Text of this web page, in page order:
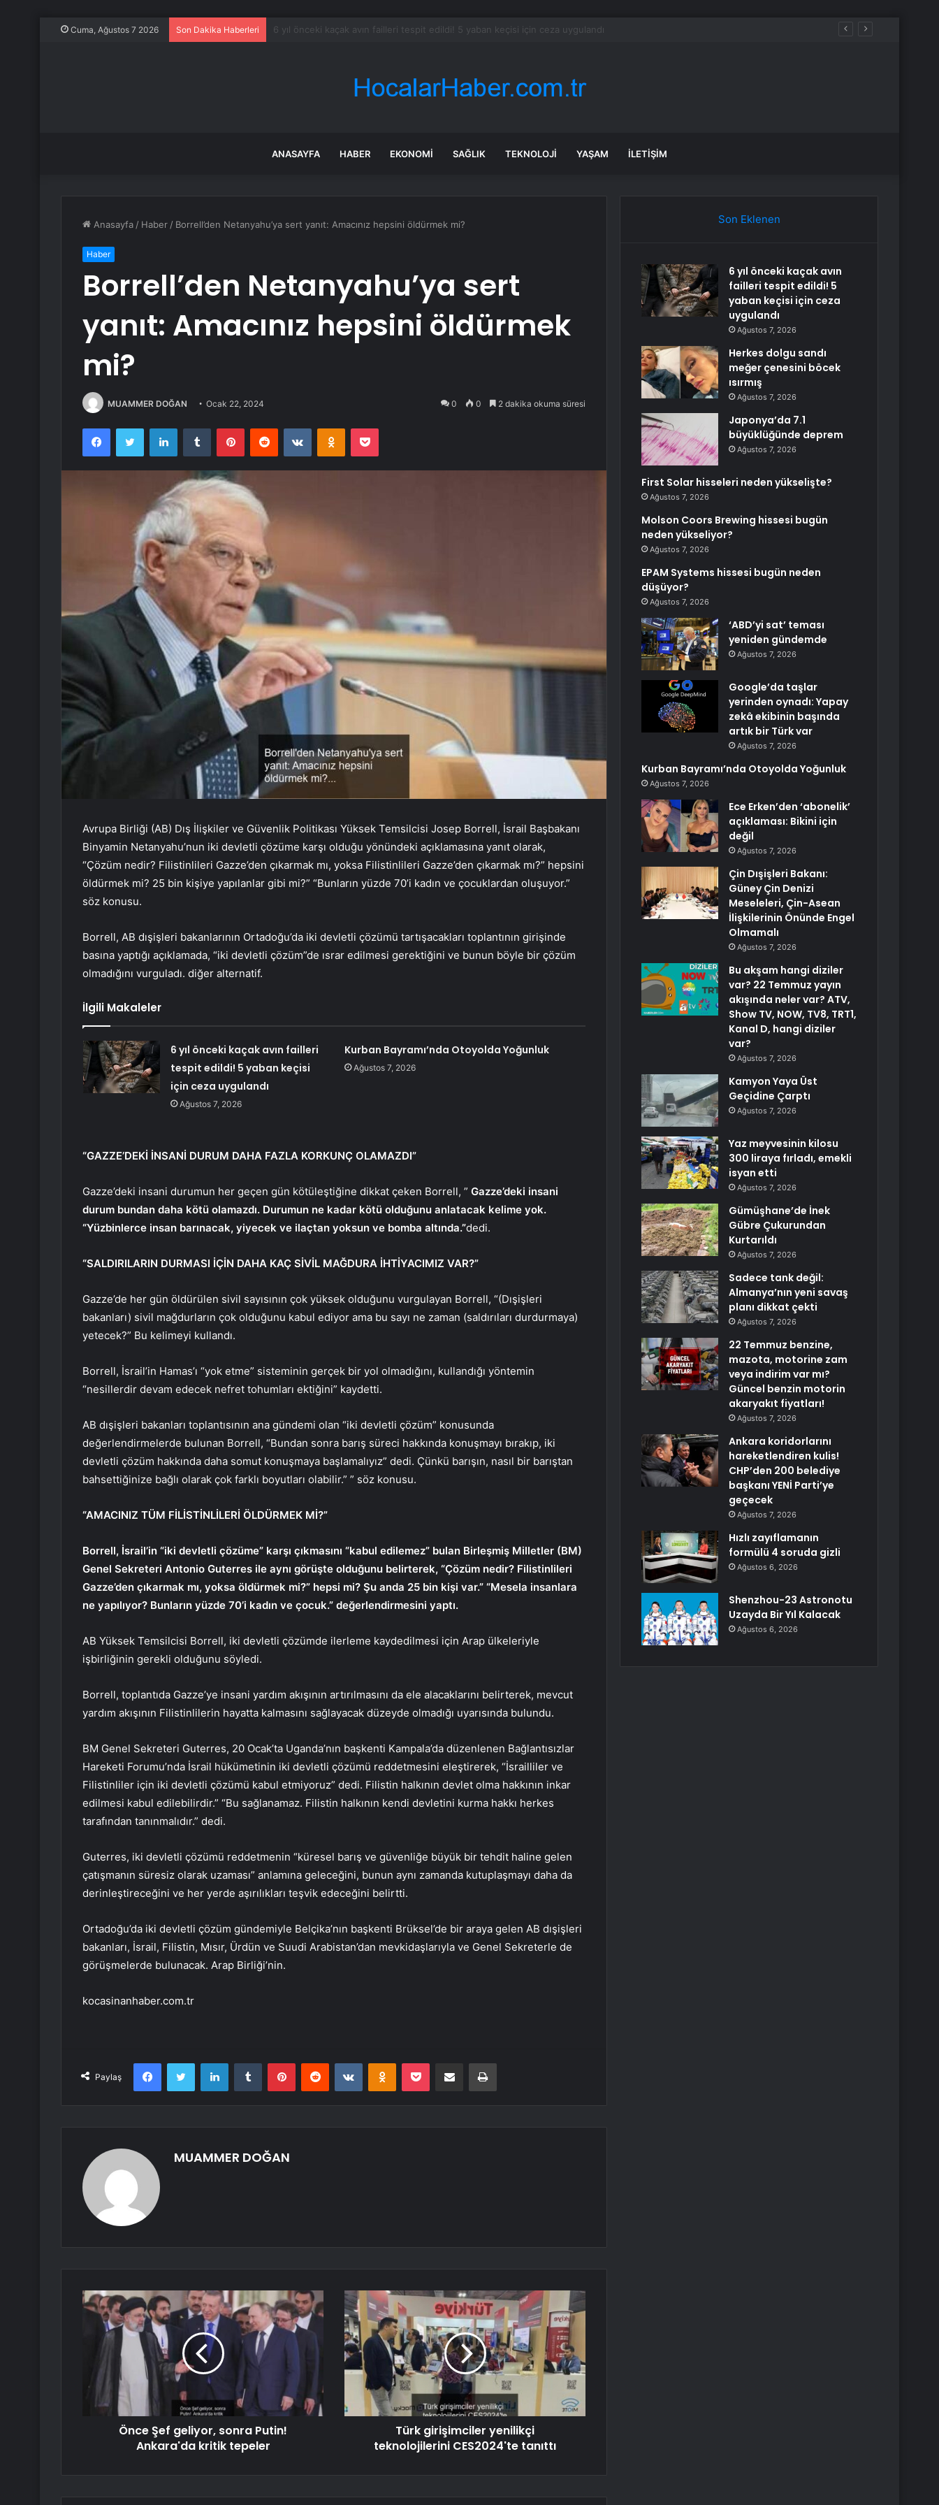
Cuma, Ağustos 7 2026 Son Dakika Haberleri Herkes dolgu sandı meğer çenesini böcek ısırmış
ANASAYFA HABER EKONOMI SAĞLIK TEKNOLOJI YAŞAM İLETIŞIM
Anasayfa / Haber / Borrell’den Netanyahu’ya sert yanıt: Amacınız hepsini öldürmek mi?
Haber
Borrell’den Netanyahu’ya sert
yanıt: Amacınız hepsini öldürmek
mi?
MUAMMER DOĞAN Ocak 22, 2024 0 0 2 dakika okuma süresi
FacebookTwitter LinkedInTumblr PinterestReddit VKontakteOdnoklassniki
Pocket
Avrupa Birliği (AB) Dış İlişkiler ve Güvenlik Politikası Yüksek Temsilcisi Josep Borrell, İsrail Başbakanı
Binyamin Netanyahu’nun iki devletli çözüme karşı olduğu yönündeki açıklamasına yanıt olarak,
“Çözüm nedir? Filistinlileri Gazze’den çıkarmak mı, yoksa Filistinlileri Gazze’den çıkarmak mı?” hepsini
öldürmek mi? 25 bin kişiye yapılanlar gibi mi?” “Bunların yüzde 70’i kadın ve çocuklardan oluşuyor.”
söz konusu.
Borrell, AB dışişleri bakanlarının Ortadoğu’da iki devletli çözümü tartışacakları toplantının girişinde
basına yaptığı açıklamada, “iki devletli çözüm”de ısrar edilmesi gerektiğini ve bunun böyle bir çözüm
olmadığını vurguladı. diğer alternatif.
İlgili Makaleler
6 yıl önceki kaçak avın failleri
tespit edildi! 5 yaban keçisi
için ceza uygulandı
Ağustos 7, 2026
Kurban Bayramı’nda Otoyolda Yoğunluk
Ağustos 7, 2026
“GAZZE’DEKİ İNSANİ DURUM DAHA FAZLA KORKUNÇ OLAMAZDI”
Gazze’deki insani durumun her geçen gün kötüleştiğine dikkat çeken Borrell, ” Gazze’deki insani
durum bundan daha kötü olamazdı. Durumun ne kadar kötü olduğunu anlatacak kelime yok.
“Yüzbinlerce insan barınacak, yiyecek ve ilaçtan yoksun ve bomba altında.”dedi.
“SALDIRILARIN DURMASI İÇİN DAHA KAÇ SİVİL MAĞDURA İHTİYACIMIZ VAR?”
Gazze’de her gün öldürülen sivil sayısının çok yüksek olduğunu vurgulayan Borrell, “(Dışişleri
bakanları) sivil mağdurların çok olduğunu kabul ediyor ama bu sayı ne zaman (saldırıları durdurmaya)
yetecek?” Bu kelimeyi kullandı.
Borrell, İsrail’in Hamas’ı “yok etme” sisteminin gerçek bir yol olmadığını, kullandığı yöntemin
“nesillerdir devam edecek nefret tohumları ektiğini” kaydetti.
AB dışişleri bakanları toplantısının ana gündemi olan “iki devletli çözüm” konusunda
değerlendirmelerde bulunan Borrell, “Bundan sonra barış süreci hakkında konuşmayı bırakıp, iki
devletli çözüm hakkında daha somut konuşmaya başlamalıyız” dedi. Çünkü barışın, nasıl bir barıştan
bahsettiğinize bağlı olarak çok farklı boyutları olabilir.” ” söz konusu.
“AMACINIZ TÜM FİLİSTİNLİLERİ ÖLDÜRMEK Mİ?”
Borrell, İsrail’in “iki devletli çözüme” karşı çıkmasını “kabul edilemez” bulan Birleşmiş Milletler (BM)
Genel Sekreteri Antonio Guterres ile aynı görüşte olduğunu belirterek, “Çözüm nedir? Filistinlileri
Gazze’den çıkarmak mı, yoksa öldürmek mi?” hepsi mi? Şu anda 25 bin kişi var.” “Mesela insanlara
ne yapılıyor? Bunların yüzde 70’i kadın ve çocuk.” değerlendirmesini yaptı.
AB Yüksek Temsilcisi Borrell, iki devletli çözümde ilerleme kaydedilmesi için Arap ülkeleriyle
işbirliğinin gerekli olduğunu söyledi.
Borrell, toplantıda Gazze’ye insani yardım akışının artırılmasını da ele alacaklarını belirterek, mevcut
yardım akışının Filistinlilerin hayatta kalmasını sağlayacak düzeyde olmadığı uyarısında bulundu.
BM Genel Sekreteri Guterres, 20 Ocak’ta Uganda’nın başkenti Kampala’da düzenlenen Bağlantısızlar
Hareketi Forumu’nda İsrail hükümetinin iki devletli çözümü reddetmesini eleştirerek, “İsrailliler ve
Filistinliler için iki devletli çözümü kabul etmiyoruz” dedi. Filistin halkının devlet olma hakkının inkar
edilmesi kabul edilebilirdir.” “Bu sağlanamaz. Filistin halkının kendi devletini kurma hakkı herkes
tarafından tanınmalıdır.” dedi.
Guterres, iki devletli çözümü reddetmenin “küresel barış ve güvenliğe büyük bir tehdit haline gelen
çatışmanın süresiz olarak uzaması” anlamına geleceğini, bunun aynı zamanda kutuplaşmayı daha da
derinleştireceğini ve her yerde aşırılıkları teşvik edeceğini belirtti.
Ortadoğu’da iki devletli çözüm gündemiyle Belçika’nın başkenti Brüksel’de bir araya gelen AB dışişleri
bakanları, İsrail, Filistin, Mısır, Ürdün ve Suudi Arabistan’dan mevkidaşlarıyla ve Genel Sekreterle de
görüşmelerde bulunacak. Arap Birliği’nin.
kocasinanhaber.com.tr
Paylaş
FacebookTwitter LinkedInTumblr PinterestReddit VKontakteOdnoklassniki
Pocket E-Posta ile paylaş Yazdır
MUAMMER DOĞAN
Önce Şef geliyor, sonra Putin!
Ankara'da kritik tepeler
Türk girişimciler yenilikçi
teknolojilerini CES2024'te tanıttı
Son Eklenen
6 yıl önceki kaçak avın
failleri tespit edildi! 5
yaban keçisi için ceza
uygulandı
Ağustos 7, 2026
Herkes dolgu sandı
meğer çenesini böcek
ısırmış
Ağustos 7, 2026
Japonya’da 7.1
büyüklüğünde deprem
Ağustos 7, 2026
First Solar hisseleri neden yükselişte?
Ağustos 7, 2026
Molson Coors Brewing hissesi bugün
neden yükseliyor?
Ağustos 7, 2026
EPAM Systems hissesi bugün neden
düşüyor?
Ağustos 7, 2026
‘ABD’yi sat’ teması
yeniden gündemde
Ağustos 7, 2026
Google’da taşlar
yerinden oynadı: Yapay
zekâ ekibinin başında
artık bir Türk var
Ağustos 7, 2026
Kurban Bayramı’nda Otoyolda Yoğunluk
Ağustos 7, 2026
Ece Erken’den ‘abonelik’
açıklaması: Bikini için
değil
Ağustos 7, 2026
Çin Dışişleri Bakanı:
Güney Çin Denizi
Meseleleri, Çin-Asean
İlişkilerinin Önünde Engel
Olmamalı
Ağustos 7, 2026
Bu akşam hangi diziler
var? 22 Temmuz yayın
akışında neler var? ATV,
Show TV, NOW, TV8, TRT1,
Kanal D, hangi diziler
var?
Ağustos 7, 2026
Kamyon Yaya Üst
Geçidine Çarptı
Ağustos 7, 2026
Yaz meyvesinin kilosu
300 liraya fırladı, emekli
isyan etti
Ağustos 7, 2026
Gümüşhane’de İnek
Gübre Çukurundan
Kurtarıldı
Ağustos 7, 2026
Sadece tank değil:
Almanya’nın yeni savaş
planı dikkat çekti
Ağustos 7, 2026
22 Temmuz benzine,
mazota, motorine zam
veya indirim var mı?
Güncel benzin motorin
akaryakıt fiyatları!
Ağustos 7, 2026
Ankara koridorlarını
hareketlendiren kulis!
CHP’den 200 belediye
başkanı YENİ Parti’ye
geçecek
Ağustos 7, 2026
Hızlı zayıflamanın
formülü 4 soruda gizli
Ağustos 6, 2026
Shenzhou-23 Astronotu
Uzayda Bir Yıl Kalacak
Ağustos 6, 2026